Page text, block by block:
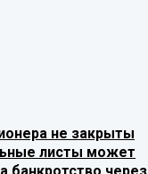
не закрыты
листы может